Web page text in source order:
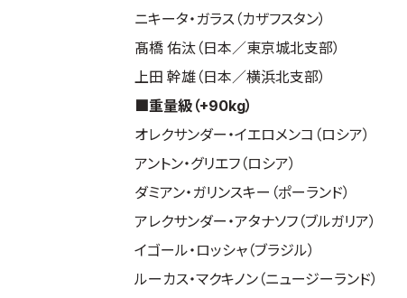
ニキータ・ガラス（カザフスタン）
髙橋 佑汰（日本／東京城北支部）
上田 幹雄（日本／横浜北支部）
■重量級（+90kg）
オレクサンダー・イエロメンコ（ロシア）
アントン・グリエフ（ロシア）
ダミアン・ガリンスキー（ポーランド）
アレクサンダー・アタナソフ（ブルガリア）
イゴール・ロッシャ（ブラジル）
ルーカス・マクキノン（ニュージーランド）